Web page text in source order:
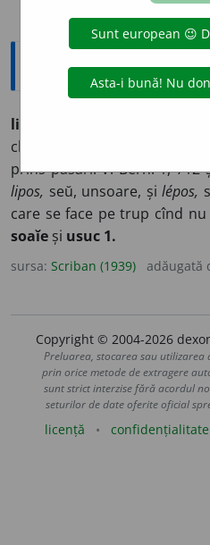
Explicative DEX
lip
cleĭoasă, d. vsl.
prins păsărĭ. V. Bern. 1, 712
lipos, seŭ, unsoare, șilépos,
care se face pe trup cînd
soaĭe și usuc 1.
sursa: Scriban (1939) adăugată
Copyright © 2004-2026
Preluarea, stocarea sau utilizarea
prin orice metode de extragere
sunt strict interzise fără acordul
seturilor de date oferite oficial
licență confidențialitate